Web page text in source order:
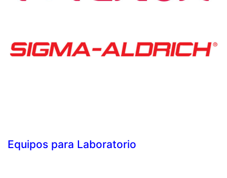
Equipos para Laboratorio